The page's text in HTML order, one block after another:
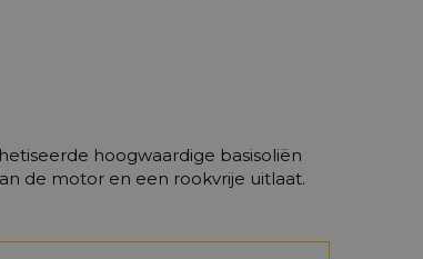
hoogwaardige basisoliën
de motor en een rookvrije uitlaat.